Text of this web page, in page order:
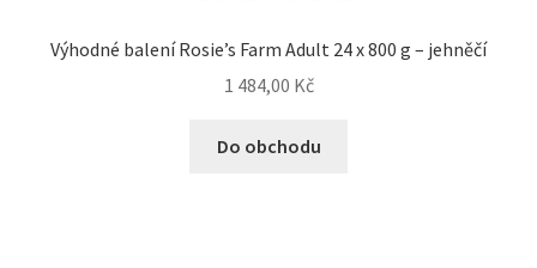
Výhodné balení Rosie’s Farm Adult 24 x 800 g – jehněčí
1 484,00 Kč
Do obchodu